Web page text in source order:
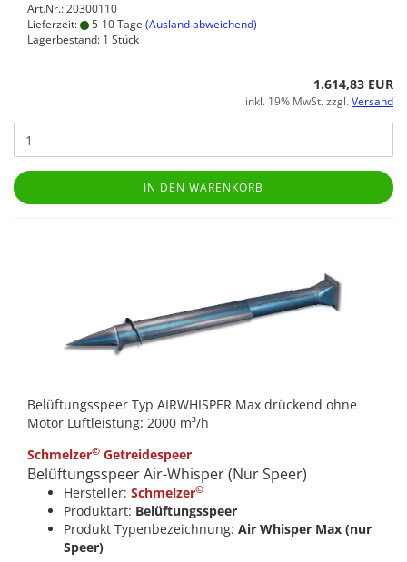
Art.Nr.: 20300110
Lieferzeit:
5-10 Tage (Ausland abweichend)
Lagerbestand: 1 Stück
1.614,83 EUR
inkl. 19% MwSt. zzgl.Versand
IN DEN WARENKORB
Belüftungsspeer Typ AIRWHISPER Max drückend ohne
Motor Luftleistung: 2000 m³/h
Schmelzer© Getreidespeer
Belüftungsspeer Air-Whisper (Nur Speer)
Hersteller: Schmelzer©
Produktart: Belüftungsspeer
Produkt Typenbezeichnung: Air Whisper Max (nur
Speer)